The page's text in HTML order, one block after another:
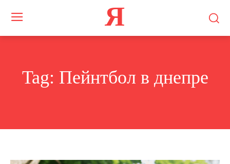
Я
Tag: Пейнтбол в днепре